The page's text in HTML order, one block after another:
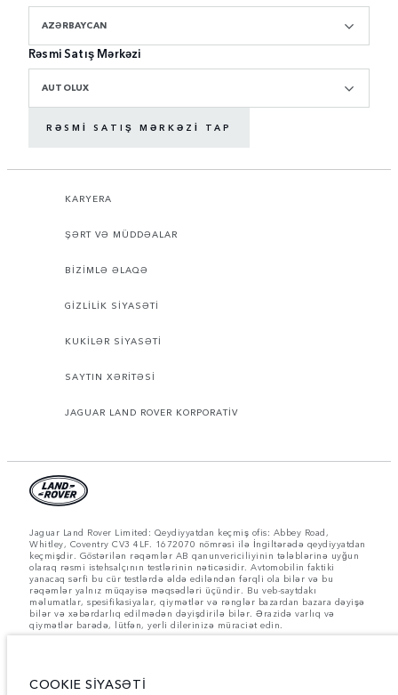
AZƏRBAYCAN
Rəsmi Satış Mərkəzi
AUTOLUX
RƏSMI SATIŞ MƏRKƏZI TAP
KARYERA
ŞƏRT VƏ MÜDDƏALAR
BİZİMLƏ ƏLAQƏ
GİZLİLİK SİYASƏTİ
KUKİLƏR SİYASƏTİ
SAYTIN XƏRİTƏSİ
JAGUAR LAND ROVER KORPORATİV
Jaguar Land Rover Limited: Qeydiyyatdan keçmiş ofis: Abbey Road,
Whitley, Coventry CV3 4LF. 1672070 nömrəsi ilə İngiltərədə qeydiyyatdan
keçmişdir. Göstərilən rəqəmlər AB qanunvericiliyinin tələblərinə uyğun
olaraq rəsmi istehsalçının testlərinin nəticəsidir. Avtomobilin faktiki
yanacaq sərfi bu cür testlərdə əldə ediləndən fərqli ola bilər və bu
rəqəmlər yalnız müqayisə məqsədləri üçündir. Bu veb-saytdakı
məlumatlar, spesifikasiyalar, qiymətlər və rənglər bazardan bazara dəyişə
bilər və xəbərdarlıq edilmədən dəyişdirilə bilər. Ərazidə varlıq və
qiymətlər barədə, lütfən, yerli dilerinizə müraciət edin.
yükləndikdə Ümumi Avtomobil Çəkisinin (GVW) və Oxa Düşən Maksimum
COOKIE SİYASƏTİ